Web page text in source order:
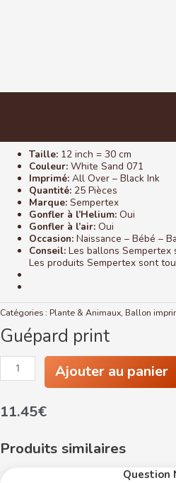
Taille: 12 inch = 30 cm
Couleur:White Sand 071
Imprimé:All Over – Black Ink
Quantité: 25 Pièces
Marque: Sempertex
Gonfler à l’Helium:Oui
Gonfler à l’air:Oui
Occasion:Naissance – Bébé –
Conseil:Les ballons
Les produits Sempertex sont
Catégories : Plante & Animaux, Ballon
Guépard print
quantité
Guépard
Ajouter au panier
11.45€
Produits similaires
Question